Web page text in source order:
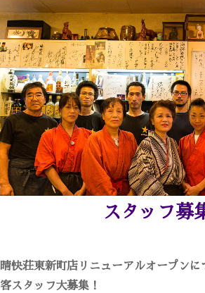
スタッフ募
晴快荘東新町店リニューアルオープン
客スタッフ大募集！